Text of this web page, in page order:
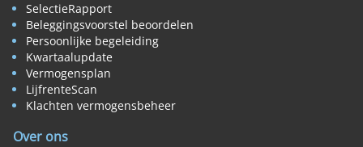
SelectieRapport
Beleggingsvoorstel beoordelen
Persoonlijke begeleiding
Kwartaalupdate
Vermogensplan
LijfrenteScan
Klachten vermogensbeheer
Over ons